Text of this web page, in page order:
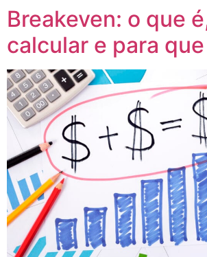
Breakeven: o que
calcular e para